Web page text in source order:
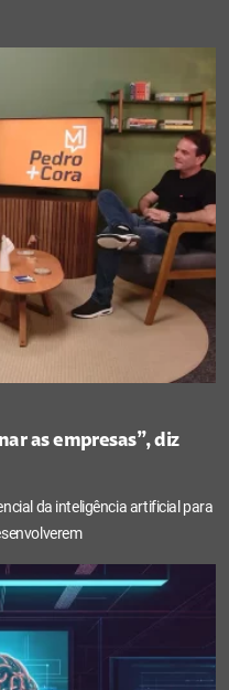
as empresas”, diz
da inteligência artificial para